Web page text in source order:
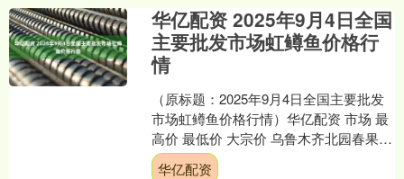
华亿配资 2025年9月4日全国
主要批发市场虹鳟鱼价格行
情
（原标题：2025年9月4日全国主要批发
市场虹鳟鱼价格行情）华亿配资 市场 最
高价 最低价 大宗价 乌鲁木齐北园春果业
经营管理有限责任公司 60.00 40.0....
华亿配资